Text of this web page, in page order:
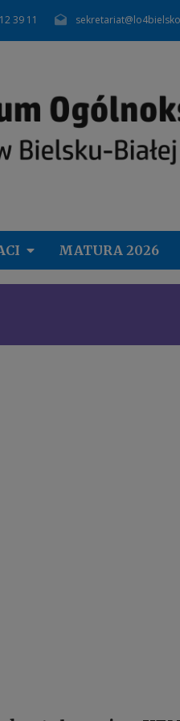
39 11
MATURA 2026